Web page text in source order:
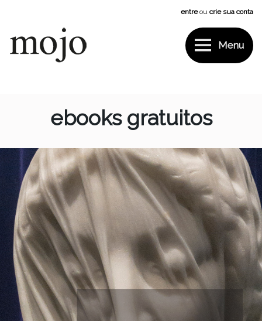
conteúdo
entreou crie sua conta
Menu
ebooks gratuitos